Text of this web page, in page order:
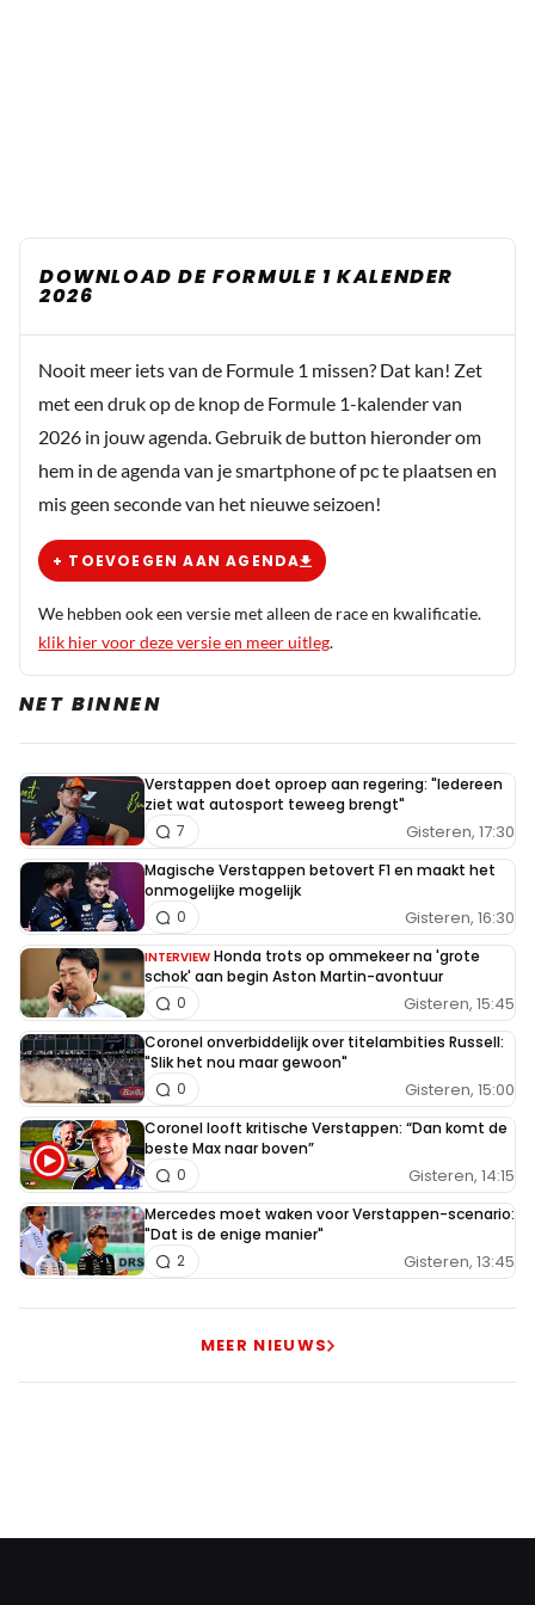
DOWNLOAD DE FORMULE 1 KALENDER
2026
Nooit meer iets van de Formule 1 missen? Dat kan! Zet
met een druk op de knop de Formule 1-kalender van
2026 in jouw agenda. Gebruik de button hieronder om
hem in de agenda van je smartphone of pc te plaatsen en
mis geen seconde van het nieuwe seizoen!
+ TOEVOEGEN AAN AGENDA
We hebben ook een versie met alleen de race en kwalificatie.
klik hier voor deze versie en meer uitleg.
NET BINNEN
Verstappen doet oproep aan regering: "Iedereen
ziet wat autosport teweeg brengt"
Gisteren, 17:30
7
Magische Verstappen betovert F1 en maakt het
onmogelijke mogelijk
Gisteren, 16:30
0
INTERVIEW Honda trots op ommekeer na 'grote
schok' aan begin Aston Martin-avontuur
Gisteren, 15:45
0
Coronel onverbiddelijk over titelambities Russell:
"Slik het nou maar gewoon"
Gisteren, 15:00
0
Coronel looft kritische Verstappen: “Dan komt de
beste Max naar boven”
Gisteren, 14:15
0
Mercedes moet waken voor Verstappen-scenario:
"Dat is de enige manier"
Gisteren, 13:45
2
MEER NIEUWS